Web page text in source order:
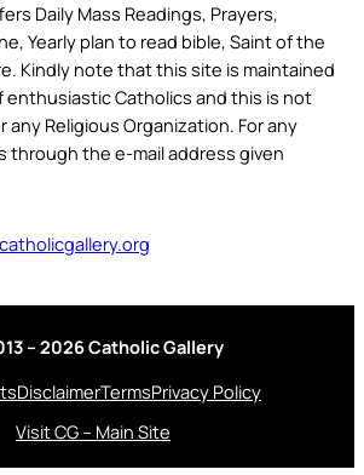
Daily Mass Readings, Prayers,
Yearly plan to read bible, Saint of the
Kindly note that this site is maintained
enthusiastic Catholics and this is not
any Religious Organization. For any
through the e-mail address given
– 2026 Catholic Gallery
DisclaimerTermsPrivacy Policy
Visit CG – Main Site